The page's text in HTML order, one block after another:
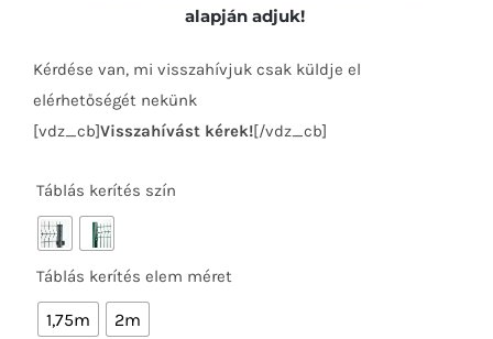
alapján adjuk!
Kérdése van, mi visszahívjuk csak küldje el
elérhetőségét nekünk
[vdz_cb]Visszahívást kérek![/vdz_cb]
Táblás kerítés szín
Táblás kerítés elem méret
1,75m 2m